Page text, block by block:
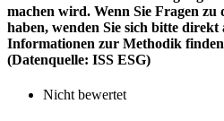
machen wird. Wenn Sie Fragen zu
haben, wenden Sie sich bitte direkt
Informationen zur Methodik finden
(Datenquelle: ISS ESG)
Nicht bewertet